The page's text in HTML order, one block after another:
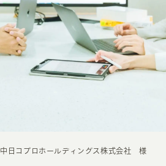
中日コプロホールディングス株式会社 様